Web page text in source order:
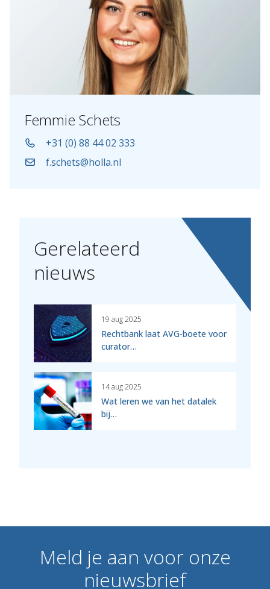
Femmie Schets
+31 (0) 88 44 02 333
f.schets@holla.nl
Gerelateerd
nieuws
19 aug 2025
Rechtbank laat AVG-boete voor
curator…
14 aug 2025
Wat leren we van het datalek
bij…
Meld je aan voor onze
nieuwsbrief